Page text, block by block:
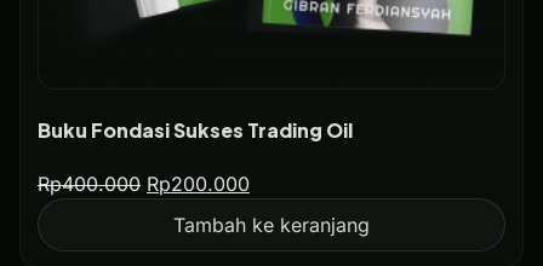
Buku Fondasi Sukses Trading Oil
Rp400.000 Rp200.000
Tambah ke keranjang